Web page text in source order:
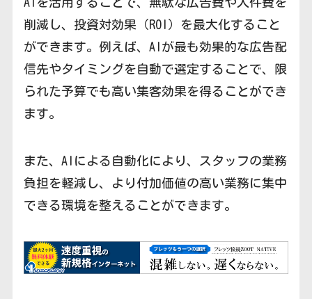
削減し、投資対効果（ROI）を最大化すること
ができます。例えば、AIが最も効果的な広告配
信先やタイミングを自動で選定することで、限
られた予算でも高い集客効果を得ることができ
ます。
また、AIによる自動化により、スタッフの業務
負担を軽減し、より付加価値の高い業務に集中
できる環境を整えることができます。